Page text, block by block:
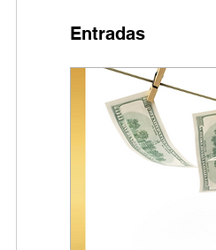
Entradas